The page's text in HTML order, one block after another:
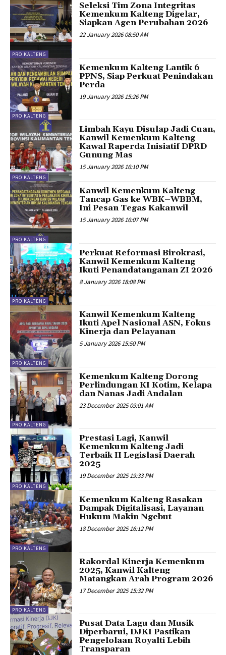
PRO KALTENG
Seleksi Tim Zona Integritas
Kemenkum Kalteng Digelar,
Siapkan Agen Perubahan 2026
22 January 2026 08:50 AM
PRO KALTENG
Kemenkum Kalteng Lantik 6
PPNS, Siap Perkuat Penindakan
Perda
19 January 2026 15:26 PM
PRO KALTENG
Limbah Kayu Disulap Jadi Cuan,
Kanwil Kemenkum Kalteng
Kawal Raperda Inisiatif DPRD
Gunung Mas
15 January 2026 16:10 PM
PRO KALTENG
Kanwil Kemenkum Kalteng
Tancap Gas ke WBK–WBBM,
Ini Pesan Tegas Kakanwil
15 January 2026 16:07 PM
PRO KALTENG
Perkuat Reformasi Birokrasi,
Kanwil Kemenkum Kalteng
Ikuti Penandatanganan ZI 2026
8 January 2026 18:08 PM
PRO KALTENG
Kanwil Kemenkum Kalteng
Ikuti Apel Nasional ASN, Fokus
Kinerja dan Pelayanan
5 January 2026 15:50 PM
PRO KALTENG
Kemenkum Kalteng Dorong
Perlindungan KI Kotim, Kelapa
dan Nanas Jadi Andalan
23 December 2025 09:01 AM
PRO KALTENG
Prestasi Lagi, Kanwil
Kemenkum Kalteng Jadi
Terbaik II Legislasi Daerah
2025
19 December 2025 19:33 PM
PRO KALTENG
Kemenkum Kalteng Rasakan
Dampak Digitalisasi, Layanan
Hukum Makin Ngebut
18 December 2025 16:12 PM
PRO KALTENG
Rakordal Kinerja Kemenkum
2025, Kanwil Kalteng
Matangkan Arah Program 2026
17 December 2025 15:32 PM
Pusat Data Lagu dan Musik
Diperbarui, DJKI Pastikan
Pengelolaan Royalti Lebih
Transparan